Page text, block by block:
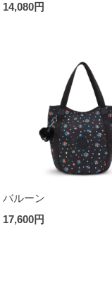
14,080円
バルーン
17,600円